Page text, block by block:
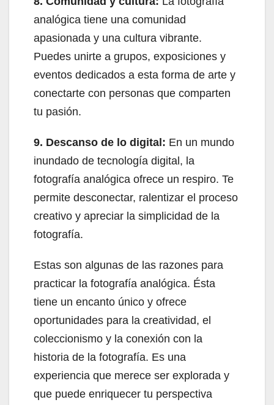
analógica tiene una comunidad
apasionada y una cultura vibrante.
Puedes unirte a grupos, exposiciones y
eventos dedicados a esta forma de arte y
conectarte con personas que comparten
tu pasión.
9. Descanso de lo digital: En un mundo
inundado de tecnología digital, la
fotografía analógica ofrece un respiro. Te
permite desconectar, ralentizar el proceso
creativo y apreciar la simplicidad de la
fotografía.
Estas son algunas de las razones para
practicar la fotografía analógica. Ésta
tiene un encanto único y ofrece
oportunidades para la creatividad, el
coleccionismo y la conexión con la
historia de la fotografía. Es una
experiencia que merece ser explorada y
que puede enriquecer tu perspectiva